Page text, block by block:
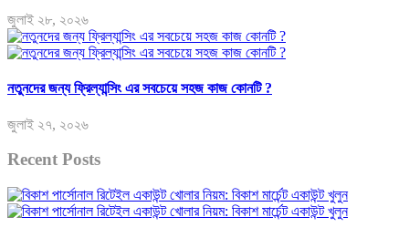
জুলাই ২৮, ২০২৬
নতুনদের জন্য ফ্রিল্যান্সিং এর সবচেয়ে সহজ কাজ কোনটি ?
জুলাই ২৭, ২০২৬
Recent Posts